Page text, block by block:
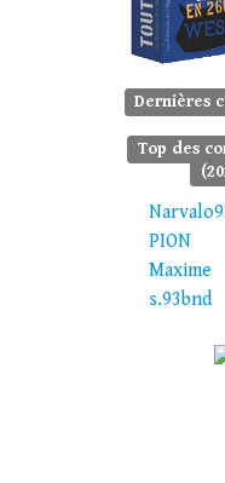
Dernières
Top des
PION
Maxime
s.93bnd